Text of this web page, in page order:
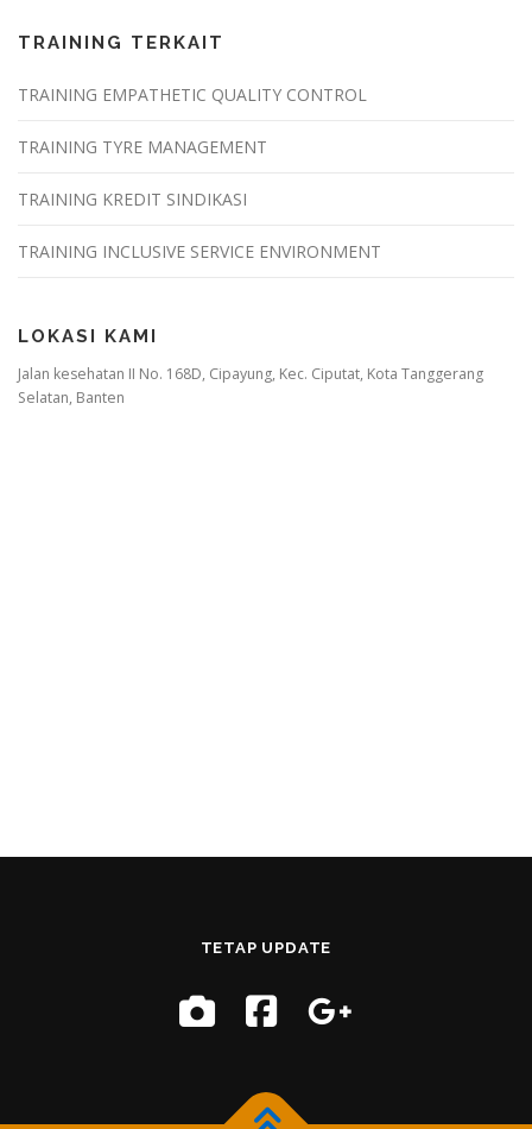
TRAINING TERKAIT
TRAINING EMPATHETIC QUALITY CONTROL
TRAINING TYRE MANAGEMENT
TRAINING KREDIT SINDIKASI
TRAINING INCLUSIVE SERVICE ENVIRONMENT
LOKASI KAMI
Jalan kesehatan II No. 168D, Cipayung, Kec. Ciputat, Kota Tanggerang
Selatan, Banten
TETAP UPDATE